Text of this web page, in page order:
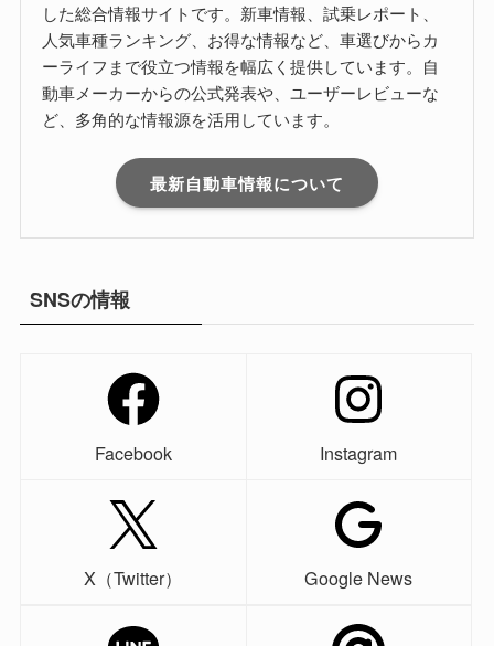
した総合情報サイトです。新車情報、試乗レポート、
人気車種ランキング、お得な情報など、車選びからカ
ーライフまで役立つ情報を幅広く提供しています。自
動車メーカーからの公式発表や、ユーザーレビューな
ど、多角的な情報源を活用しています。
最新自動車情報について
SNSの情報
Facebook Instagram
X（Twitter） Google News